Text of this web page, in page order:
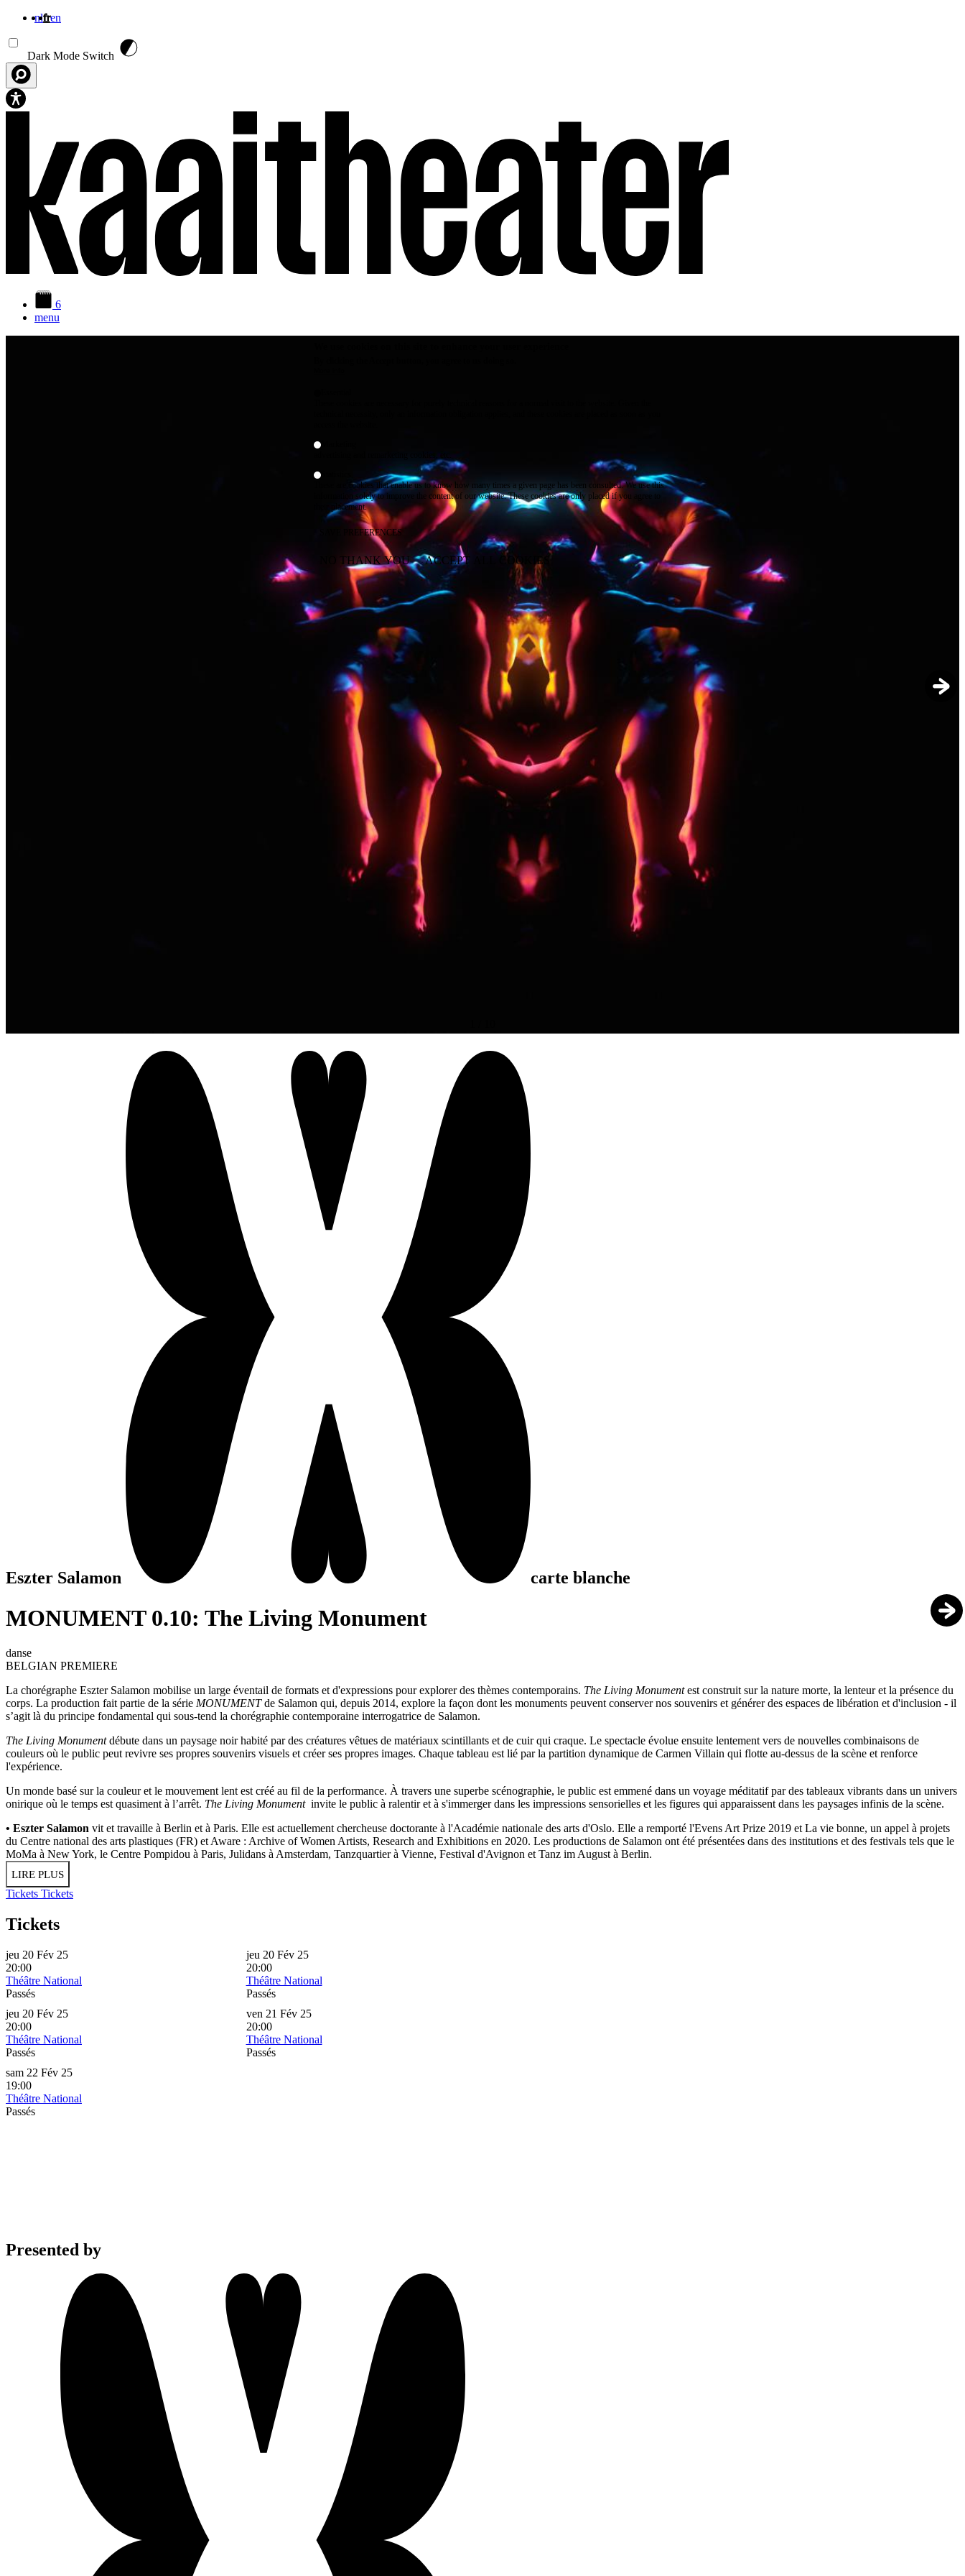
nlfren
Dark Mode Switch
6
menu
Eszter Salamon carte blanche
MONUMENT 0.10: The Living Monument
danse
BELGIAN PREMIERE
La chorégraphe Eszter Salamon mobilise un large éventail de formats et d'expressions pour explorer des thèmes contemporains. The Living Monumentest construit sur la nature morte, la lenteur et la présence du
corps. La production fait partie de la série MONUMENTde Salamon qui, depuis 2014, explore la façon dont les monuments peuvent conserver nos souvenirs et générer des espaces de libération et d'inclusion - il
s’agit là du principe fondamental qui sous-tend la chorégraphie contemporaine interrogatrice de Salamon.
The Living Monumentdébute dans un paysage noir habité par des créatures vêtues de matériaux scintillants et de cuir qui craque. Le spectacle évolue ensuite lentement vers de nouvelles combinaisons de
couleurs où le public peut revivre ses propres souvenirs visuels et créer ses propres images. Chaque tableau est lié par la partition dynamique de Carmen Villain qui flotte au-dessus de la scène et renforce
l'expérience.
Un monde basé sur la couleur et le mouvement lent est créé au fil de la performance. À travers une superbe scénographie, le public est emmené dans un voyage méditatif par des tableaux vibrants dans un univers
onirique où le temps est quasiment à l’arrêt. The Living Monumentinvite le public à ralentir et à s'immerger dans les impressions sensorielles et les figures qui apparaissent dans les paysages infinis de la scène.
• Eszter Salamon vit et travaille à Berlin et à Paris. Elle est actuellement chercheuse doctorante à l'Académie nationale des arts d'Oslo. Elle a remporté l'Evens Art Prize 2019 et La vie bonne, un appel à projets
du Centre national des arts plastiques (FR) et Aware : Archive of Women Artists, Research and Exhibitions en 2020. Les productions de Salamon ont été présentées dans des institutions et des festivals tels que le
MoMa à New York, le Centre Pompidou à Paris, Julidans à Amsterdam, Tanzquartier à Vienne, Festival d'Avignon et Tanz im August à Berlin.
LIRE PLUS
Tickets Tickets
Tickets
jeu 20 Fév 25
20:00
Théâtre National
Passés
jeu 20 Fév 25
20:00
Théâtre National
Passés
jeu 20 Fév 25
20:00
Théâtre National
Passés
ven 21 Fév 25
20:00
Théâtre National
Passés
sam 22 Fév 25
19:00
Théâtre National
Passés
Presented by
advertising and remarketing cookies, etc.
These are cookies that enable us to know how many times a given page has been consulted. We use this
information solely to improve the content of our website. These cookies are only placed if you agree to
their placement.
SAVE PREFERENCES
NO THANK YOU ACCEPT ALL COOKIES
WITHDRAW CONSENT